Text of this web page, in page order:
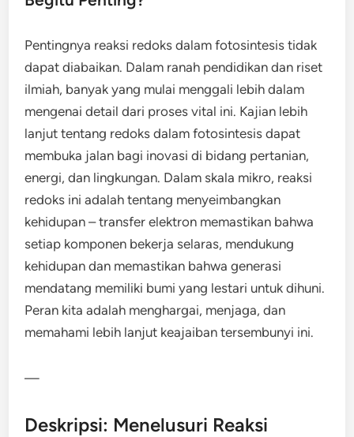
Pentingnya reaksi redoks dalam fotosintesis tidak
dapat diabaikan. Dalam ranah pendidikan dan riset
ilmiah, banyak yang mulai menggali lebih dalam
mengenai detail dari proses vital ini. Kajian lebih
lanjut tentang redoks dalam fotosintesis dapat
membuka jalan bagi inovasi di bidang pertanian,
energi, dan lingkungan. Dalam skala mikro, reaksi
redoks ini adalah tentang menyeimbangkan
kehidupan – transfer elektron memastikan bahwa
setiap komponen bekerja selaras, mendukung
kehidupan dan memastikan bahwa generasi
mendatang memiliki bumi yang lestari untuk dihuni.
Peran kita adalah menghargai, menjaga, dan
memahami lebih lanjut keajaiban tersembunyi ini.
—
Deskripsi: Menelusuri Reaksi